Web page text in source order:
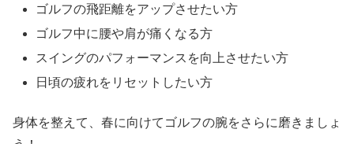
ゴルフの飛距離をアップさせたい方
ゴルフ中に腰や肩が痛くなる方
スイングのパフォーマンスを向上させたい方
日頃の疲れをリセットしたい方
身体を整えて、春に向けてゴルフの腕をさらに磨きましょ